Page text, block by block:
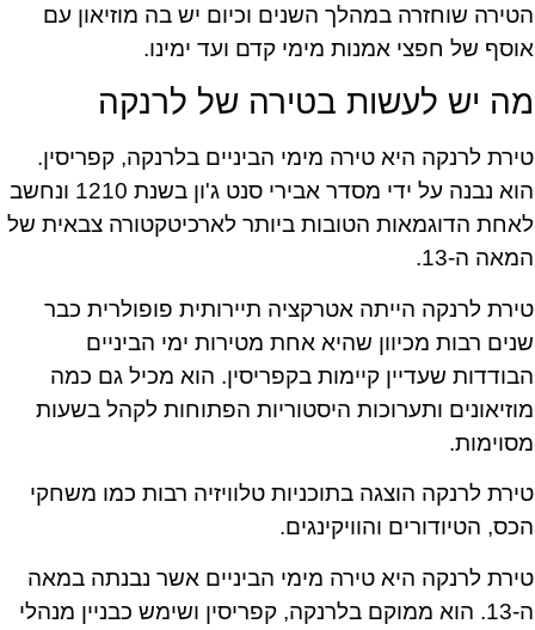
הטירה שוחזרה במהלך השנים וכיום יש בה מוזיאון עם
אוסף של חפצי אמנות מימי קדם ועד ימינו.
מה יש לעשות בטירה של לרנקה
טירת לרנקה היא טירה מימי הביניים בלרנקה, קפריסין.
הוא נבנה על ידי מסדר אבירי סנט ג'ון בשנת 1210 ונחשב
לאחת הדוגמאות הטובות ביותר לארכיטקטורה צבאית של
המאה ה-13.
טירת לרנקה הייתה אטרקציה תיירותית פופולרית כבר
שנים רבות מכיוון שהיא אחת מטירות ימי הביניים
הבודדות שעדיין קיימות בקפריסין. הוא מכיל גם כמה
מוזיאונים ותערוכות היסטוריות הפתוחות לקהל בשעות
מסוימות.
טירת לרנקה הוצגה בתוכניות טלוויזיה רבות כמו משחקי
הכס, הטיודורים והוויקינגים.
טירת לרנקה היא טירה מימי הביניים אשר נבנתה במאה
ה-13. הוא ממוקם בלרנקה, קפריסין ושימש כבניין מנהלי